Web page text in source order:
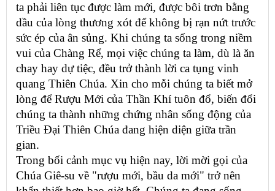
ta phải liên tục được làm mới, được bôi trơn bằng
dầu của lòng thương xót để không bị rạn nứt trước
sức ép của ân sủng. Khi chúng ta sống trong niềm
vui của Chàng Rể, mọi việc chúng ta làm, dù là ăn
chay hay dự tiệc, đều trở thành lời ca tụng vinh
quang Thiên Chúa. Xin cho mỗi chúng ta biết mở
lòng để Rượu Mới của Thần Khí tuôn đổ, biến đổi
chúng ta thành những chứng nhân sống động của
Triều Đại Thiên Chúa đang hiện diện giữa trần
gian.
Trong bối cảnh mục vụ hiện nay, lời mời gọi của
Chúa Giê-su về "rượu mới, bầu da mới" trở nên